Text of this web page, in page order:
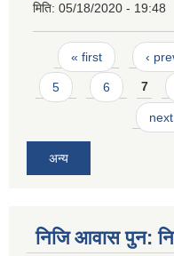
मिति: 05/18/2020 - 19:48
Pages
« first ‹
5 6 7
next
अन्य
निजि आवास पुन: